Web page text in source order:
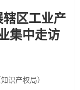
区工业产
集中走访
识产权局）